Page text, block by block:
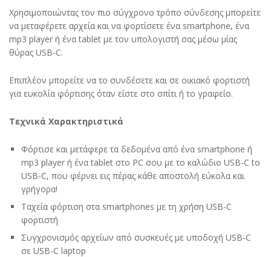
Χρησιμοποιώντας τον πιο σύγχρονο τρόπο σύνδεσης μπορείτε
να μεταφέρετε αρχεία και να φορτίσετε ένα smartphone, ένα
mp3 player ή ένα tablet με τον υπολογιστή σας μέσω μίας
θύρας USB-C.
Επιπλέον μπορείτε να το συνδέσετε και σε οικιακό φορτιστή
για ευκολία φόρτισης όταν είστε στο σπίτι ή το γραφείο.
Τεχνικά Χαρακτηριστικά
Φόρτισε και μετάφερε τα δεδομένα από ένα smartphone ή
mp3 player ή ένα tablet στο PC σου με το καλώδιο USB-C to
USB-C, που φέρνει εις πέρας κάθε αποστολή εύκολα και
γρήγορα!
Ταχεία φόρτιση στα smartphones με τη χρήση USB-C
φορτιστή
Συγχρονισμός αρχείων από συσκευές με υποδοχή USB-C
σε USB-C laptop